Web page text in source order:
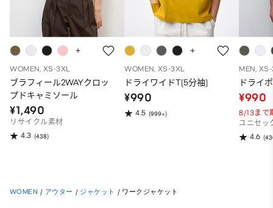
WOMEN, XS-3XL
ブラフィール2WAYクロッ
プドキャミソール
¥1,490
リサイクル素材
4.3 (438)
WOMEN, XS-3XL
ドライワイドT(5分袖)
¥990
4.5 (999+)
MEN,
ドライ
¥990
8/13まで
ユニセッ
4.6
WOMEN / アウター / ジャケット / ワークジャケット